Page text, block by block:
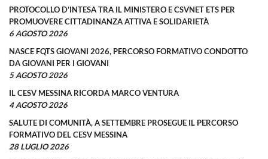
PROTOCOLLO D’INTESA TRA IL MINISTERO E CSVNET ETS PER
PROMUOVERE CITTADINANZA ATTIVA E SOLIDARIETÀ
6 AGOSTO 2026
NASCE FQTS GIOVANI 2026, PERCORSO FORMATIVO CONDOTTO
DA GIOVANI PER I GIOVANI
5 AGOSTO 2026
IL CESV MESSINA RICORDA MARCO VENTURA
4 AGOSTO 2026
SALUTE DI COMUNITÀ, A SETTEMBRE PROSEGUE IL PERCORSO
FORMATIVO DEL CESV MESSINA
28 LUGLIO 2026